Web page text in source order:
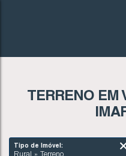
TERRENO EM